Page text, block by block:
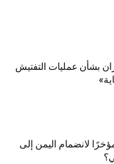
بشأن عمليات التفتيش
لانضمام اليمن إلى